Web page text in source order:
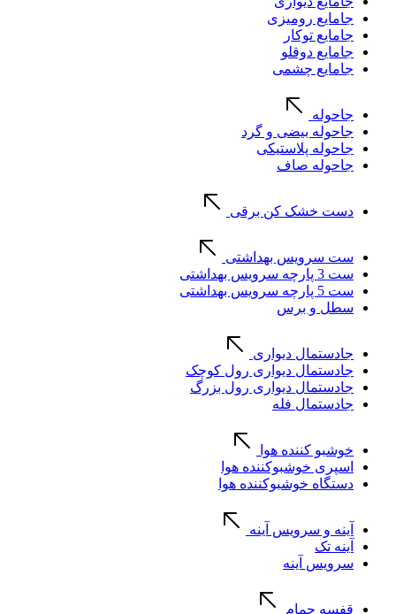
جامایع رومیزی
جامایع توکار
جامایع دوقلو
جامایع چشمی
جاحوله
جاحوله بیضی و گرد
جاحوله پلاستیکی
جاحوله صاف
دست خشک کن برقی
ست سرویس بهداشتی
ست 3 پارچه سرویس بهداشتی
ست 5 پارچه سرویس بهداشتی
سطل و برس
جادستمال دیواری
جادستمال دیواری رول کوچک
جادستمال دیواری رول بزرگ
جادستمال فله
خوشبو کننده هوا
اسپری خوشبوکننده هوا
دستگاه خوشبوکننده هوا
آینه و سرویس آینه
آینه تک
سرویس آینه
قفسه حمام